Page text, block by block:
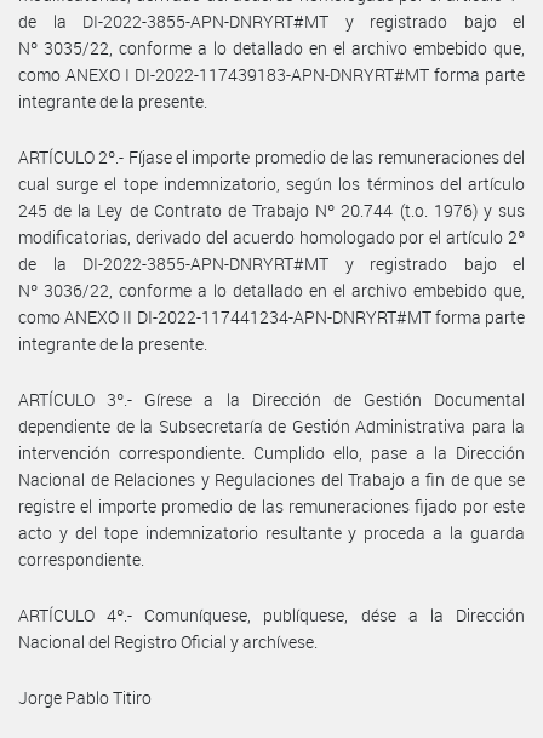
de la DI-2022-3855-APN-DNRYRT#MT y registrado bajo el
Nº 3035/22, conforme a lo detallado en el archivo embebido que,
como ANEXO I DI-2022-117439183-APN-DNRYRT#MT forma parte
integrante de la presente.
ARTÍCULO 2º.- Fíjase el importe promedio de las remuneraciones del
cual surge el tope indemnizatorio, según los términos del artículo
245 de la Ley de Contrato de Trabajo Nº 20.744 (t.o. 1976) y sus
modificatorias, derivado del acuerdo homologado por el artículo 2º
de la DI-2022-3855-APN-DNRYRT#MT y registrado bajo el
Nº 3036/22, conforme a lo detallado en el archivo embebido que,
como ANEXO II DI-2022-117441234-APN-DNRYRT#MT forma parte
integrante de la presente.
ARTÍCULO 3º.- Gírese a la Dirección de Gestión Documental
dependiente de la Subsecretaría de Gestión Administrativa para la
intervención correspondiente. Cumplido ello, pase a la Dirección
Nacional de Relaciones y Regulaciones del Trabajo a fin de que se
registre el importe promedio de las remuneraciones fijado por este
acto y del tope indemnizatorio resultante y proceda a la guarda
correspondiente.
ARTÍCULO 4º.- Comuníquese, publíquese, dése a la Dirección
Nacional del Registro Oficial y archívese.
Jorge Pablo Titiro